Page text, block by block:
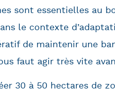
sont essentielles au
le contexte
de maintenir une
faut agir très vite
30 à 50 hectares de